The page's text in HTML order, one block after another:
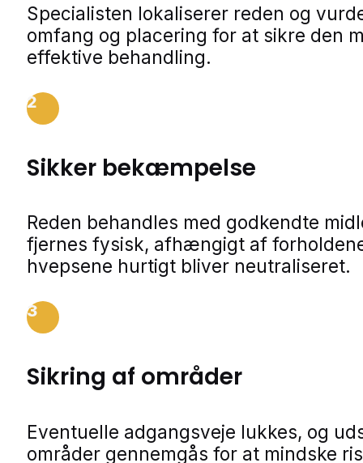
Specialisten lokaliserer reden og
omfang og placering for at sikre den
effektive behandling.
2
Sikker bekæmpelse
Reden behandles med godkendte
fjernes fysisk, afhængigt af
hvepsene hurtigt bliver neutraliseret.
3
Sikring af områder
Eventuelle adgangsveje lukkes, og
områder gennemgås for at mindske